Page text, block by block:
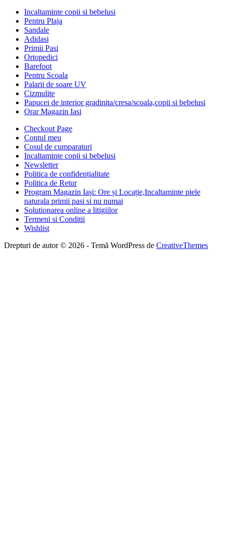
Incaltaminte copii si bebelusi
Pentru Plaja
Sandale
Adidasi
Primii Pasi
Ortopedici
Barefoot
Pentru Scoala
Palarii de soare UV
Cizmulite
Papucei de interior gradinita/cresa/scoala,copii si bebelusi
Orar Magazin Iasi
Checkout Page
Contul meu
Cosul de cumparaturi
Incaltaminte copii si bebelusi
Newsletter
Politica de confidențialitate
Politica de Retur
Program Magazin Iași: Ore și Locație,Incaltaminte piele
naturala primii pasi si nu numai
Solutionarea online a litigiilor
Termeni si Conditii
Wishlist
Drepturi de autor © 2026 - Temă WordPress de CreativeThemes